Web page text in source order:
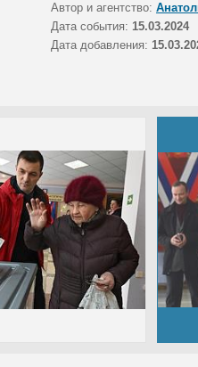
Автор и агентство:
Дата события: 15.03.2024
Дата добавления: